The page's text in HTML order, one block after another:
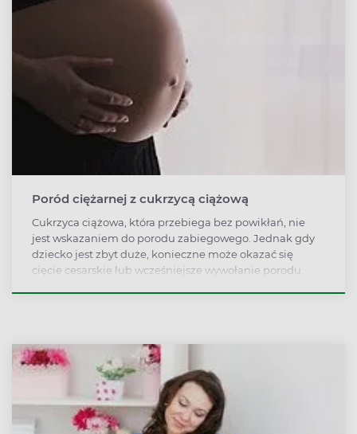
Poród ciężarnej z cukrzycą ciążową
Cukrzyca ciążowa, która przebiega bez powikłań, nie
jest wskazaniem do porodu zabiegowego. Jednak gdy
dziecko jest zbyt duże, konieczne może okazać się
cięcie cesarskie lub wcześniejsze wywołanie porodu.